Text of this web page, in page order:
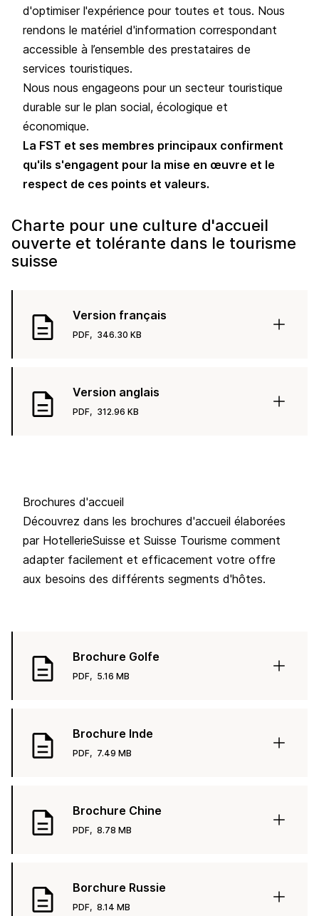
d'optimiser l'expérience pour toutes et tous. Nous
rendons le matériel d'information correspondant
accessible à l’ensemble des prestataires de
services touristiques.
Nous nous engageons pour un secteur touristique
durable sur le plan social, écologique et
économique.
La FST et ses membres principaux confirment
qu'ils s'engagent pour la mise en œuvre et le
respect de ces points et valeurs.
Charte pour une culture d'accueil
ouverte et tolérante dans le tourisme
suisse
Version français
PDF, 346.30 KB
Version anglais
PDF, 312.96 KB
Brochures d'accueil
Découvrez dans les brochures d'accueil élaborées
par HotellerieSuisse et Suisse Tourisme comment
adapter facilement et efficacement votre offre
aux besoins des différents segments d'hôtes.
Brochure Golfe
PDF, 5.16 MB
Brochure Inde
PDF, 7.49 MB
Brochure Chine
PDF, 8.78 MB
Borchure Russie
PDF, 8.14 MB